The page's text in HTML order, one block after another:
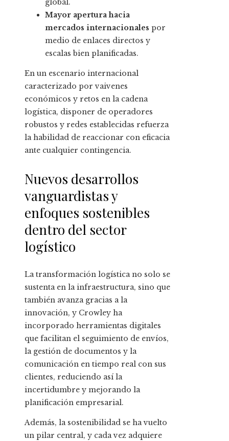
global.
Mayor apertura hacia
mercados internacionales por
medio de enlaces directos y
escalas bien planificadas.
En un escenario internacional
caracterizado por vaivenes
económicos y retos en la cadena
logística, disponer de operadores
robustos y redes establecidas refuerza
la habilidad de reaccionar con eficacia
ante cualquier contingencia.
Nuevos desarrollos
vanguardistas y
enfoques sostenibles
dentro del sector
logístico
La transformación logística no solo se
sustenta en la infraestructura, sino que
también avanza gracias a la
innovación, y Crowley ha
incorporado herramientas digitales
que facilitan el seguimiento de envíos,
la gestión de documentos y la
comunicación en tiempo real con sus
clientes, reduciendo así la
incertidumbre y mejorando la
planificación empresarial.
Además, la sostenibilidad se ha vuelto
un pilar central, y cada vez adquiere